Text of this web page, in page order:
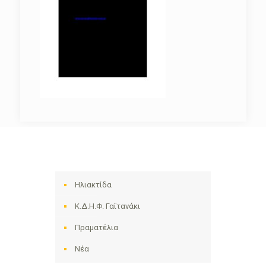
Ηλιακτίδα
Κ.Δ.Η.Φ. Γαϊτανάκι
Πραματέλια
Νέα